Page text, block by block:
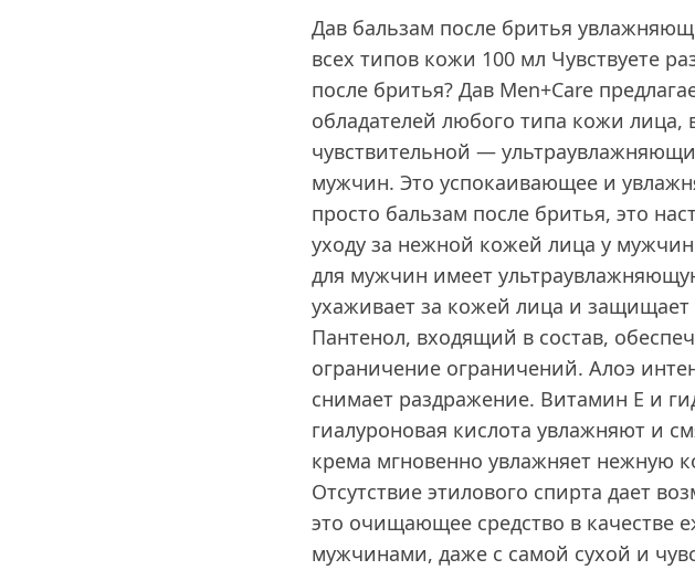
Дав бальзам после бритья
всех типов кожи 100 мл Чувствуете
после бритья? Дав Men+Care
обладателей любого типа кожи лица,
чувствительной —
мужчин. Это успокаивающее и
просто бальзам после бритья, это
уходу за нежной кожей лица у
для мужчин имеет
ухаживает за кожей лица и
Пантенол, входящий в состав,
ограничение ограничений. Алоэ
снимает раздражение. Витамин Е и
гиалуроновая кислота увлажняют и
крема мгновенно увлажняет нежную
Отсутствие этилового спирта дает
это очищающее средство в качестве
мужчинами, даже с самой сухой и